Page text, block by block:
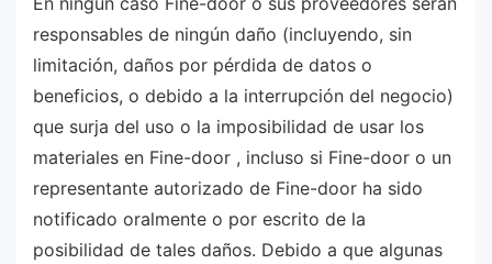
responsables de ningún daño (incluyendo, sin
limitación, daños por pérdida de datos o
beneficios, o debido a la interrupción del negocio)
que surja del uso o la imposibilidad de usar los
materiales en Fine-door , incluso si Fine-door o un
representante autorizado de Fine-door ha sido
notificado oralmente o por escrito de la
posibilidad de tales daños. Debido a que algunas